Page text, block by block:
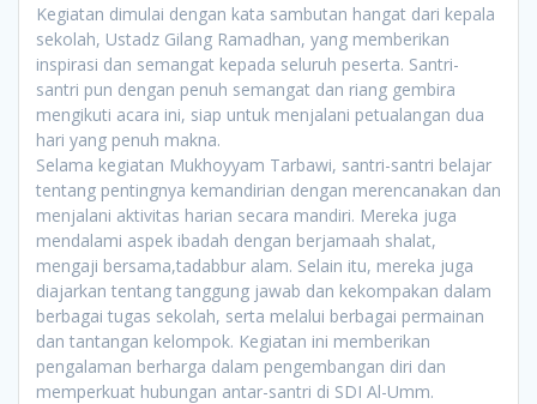
Kegiatan dimulai dengan kata sambutan hangat dari kepala
sekolah, Ustadz Gilang Ramadhan, yang memberikan
inspirasi dan semangat kepada seluruh peserta. Santri-
santri pun dengan penuh semangat dan riang gembira
mengikuti acara ini, siap untuk menjalani petualangan dua
hari yang penuh makna.
Selama kegiatan Mukhoyyam Tarbawi, santri-santri belajar
tentang pentingnya kemandirian dengan merencanakan dan
menjalani aktivitas harian secara mandiri. Mereka juga
mendalami aspek ibadah dengan berjamaah shalat,
mengaji bersama,tadabbur alam. Selain itu, mereka juga
diajarkan tentang tanggung jawab dan kekompakan dalam
berbagai tugas sekolah, serta melalui berbagai permainan
dan tantangan kelompok. Kegiatan ini memberikan
pengalaman berharga dalam pengembangan diri dan
memperkuat hubungan antar-santri di SDI Al-Umm.